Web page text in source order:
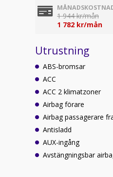
1 944 kr/mån
1 782 kr/mån
Utrustning
ABS-bromsar
ACC
ACC 2 klimatzoner
Airbag förare
Airbag passagerare
Antisladd
AUX-ingång
Avstängningsbar